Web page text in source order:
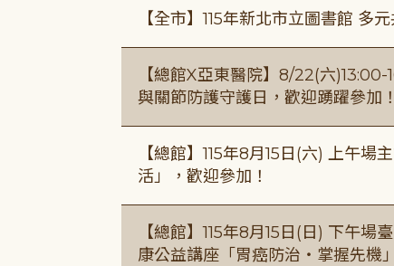
【全市】115年新北市立圖書館 多
【總館X亞東醫院】8/22(六
與關節防護守護日，歡迎踴躍參加！
【總館】115年8月15日(六) 上午
活」，歡迎參加！
【總館】115年8月15日(日) 下午
康公益講座「胃癌防治・掌握先機